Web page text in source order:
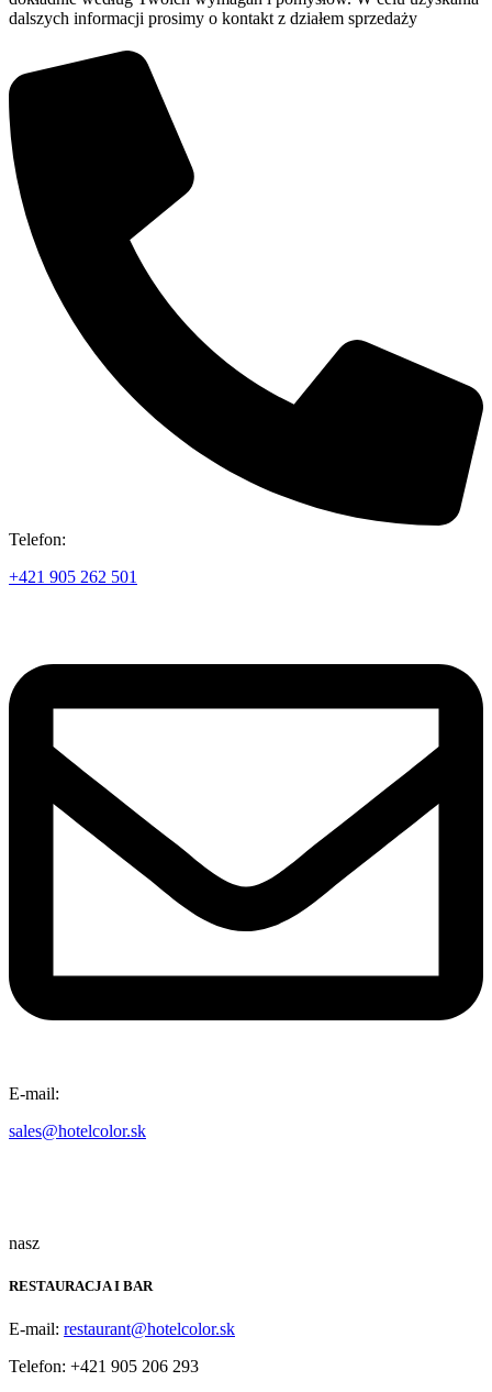
dalszych informacji prosimy o kontakt z działem sprzedaży
Telefon:
+421 905 262 501
E-mail:
sales@hotelcolor.sk
nasz
RESTAURACJA I BAR
E-mail: restaurant@hotelcolor.sk
Telefon: +421 905 206 293